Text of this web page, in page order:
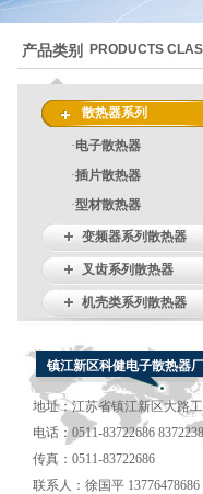
产品类别 PRODUCTS
散热器系列
·电子散热器
·插片散热器
·型材散热器
变频器系列散热器
叉齿系列散热器
机壳类系列散热器
镇江新区科健电子散热器厂
地址：江苏省镇江新区大路
电话：0511-83722686
传真：0511-83722686
联系人：徐国平 13776478686